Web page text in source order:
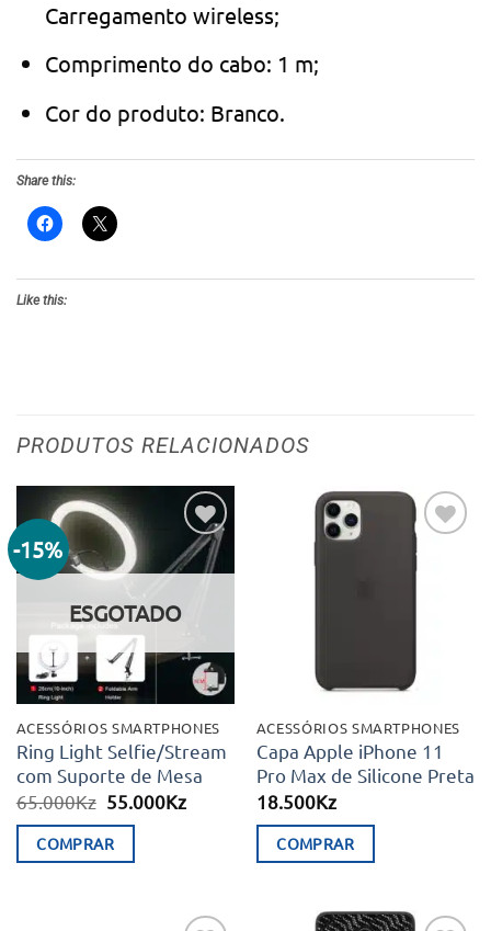
Carregamento wireless;
Comprimento do cabo: 1 m;
Cor do produto: Branco.
Share this:
Like this:
PRODUTOS RELACIONADOS
-15%
Adicionar
aos meus
ESGOTADO
ACESSÓRIOS SMARTPHONES
Ring Light Selfie/Stream
com Suporte de Mesa
65.000Kz O
original
era:
55.000KzO
COMPRAR
Adicionar
aos meus
ACESSÓRIOS SMARTPHONES
Capa Apple iPhone 11
Pro Max de Silicone Preta
18.500Kz
COMPRAR